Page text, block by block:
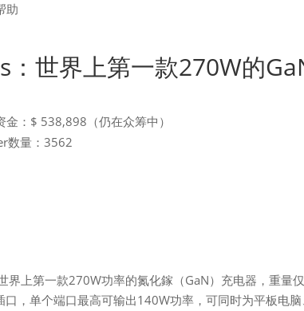
助
：世界上第一款270W的
金：$ 538,898（仍在众筹中）
数量：3562
界上第一款270W功率的氮化鎵（GaN）充电器，重量
口，单个端口最高可输出140W功率，可同时为平板电